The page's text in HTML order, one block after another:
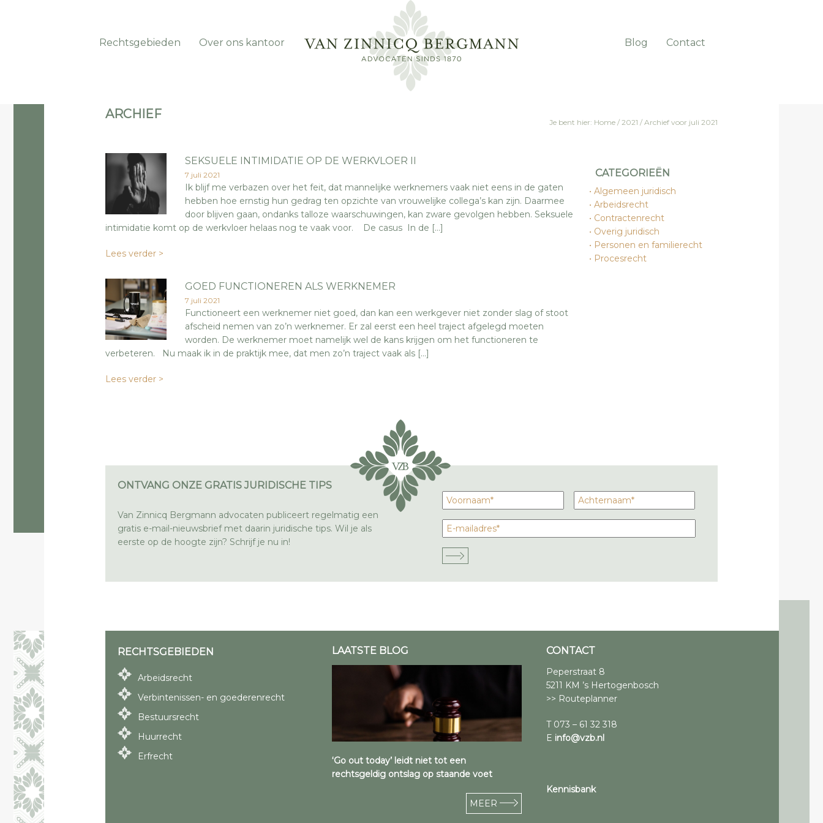
Rechtsgebieden Over ons kantoor Blog Contact
ARCHIEF
Je bent hier: Home / 2021 / Archief voor juli 2021
SEKSUELE INTIMIDATIE OP DE WERKVLOER II
7 juli 2021
Ik blijf me verbazen over het feit, dat mannelijke werknemers vaak niet eens in de gaten
hebben hoe ernstig hun gedrag ten opzichte van vrouwelijke collega’s kan zijn. Daarmee
door blijven gaan, ondanks talloze waarschuwingen, kan zware gevolgen hebben. Seksuele
intimidatie komt op de werkvloer helaas nog te vaak voor. De casus In de […]
Lees verder >
GOED FUNCTIONEREN ALS WERKNEMER
7 juli 2021
Functioneert een werknemer niet goed, dan kan een werkgever niet zonder slag of stoot
afscheid nemen van zo’n werknemer. Er zal eerst een heel traject afgelegd moeten
worden. De werknemer moet namelijk wel de kans krijgen om het functioneren te
verbeteren. Nu maak ik in de praktijk mee, dat men zo’n traject vaak als […]
Lees verder >
CATEGORIEËN
Algemeen juridisch
Arbeidsrecht
Contractenrecht
Overig juridisch
Personen en familierecht
Procesrecht
ONTVANG ONZE GRATIS JURIDISCHE TIPS
Van Zinnicq Bergmann advocaten publiceert regelmatig een
gratis e-mail-nieuwsbrief met daarin juridische tips. Wil je als
eerste op de hoogte zijn? Schrijf je nu in!
RECHTSGEBIEDEN
Arbeidsrecht
Verbintenissen- en goederenrecht
Bestuursrecht
Huurrecht
Erfrecht
LAATSTE BLOG
‘Go out today’ leidt niet tot een
rechtsgeldig ontslag op staande voet
MEER
CONTACT
Peperstraat 8
5211 KM ’s Hertogenbosch
>> Routeplanner
T 073 – 61 32 318
E info@vzb.nl
Kennisbank